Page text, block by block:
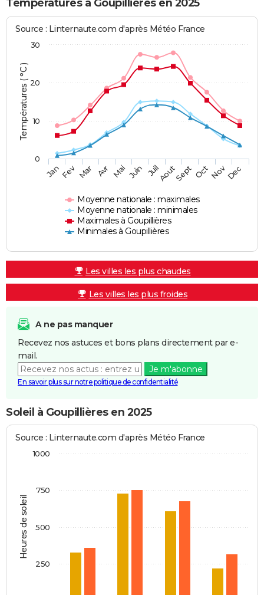
Températures à Goupillières en 2025
Températures ( °C )
Source : Linternaute.com d'après Météo France
Moyenne nationale : maximales
Moyenne nationale : minimales
Maximales à Goupillières
Minimales à Goupillières
JanFev Mar Avr Mai Juin JuilAoutSept OctNovDec
0
10
20
30
Les villes les plus chaudes
Les villes les plus froides
A ne pas manquer
Recevez nos astuces et bons plans directement par e-
mail.
Je m'abonne
En savoir plus sur notre politique de confidentialité
Soleil à Goupillières en 2025
Heures de soleil
Source : Linternaute.com d'après Météo France
250
500
750
1000